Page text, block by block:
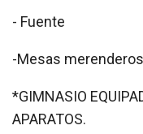
- Fuente
-Mesas merenderos
*GIMNASIO
APARATOS.